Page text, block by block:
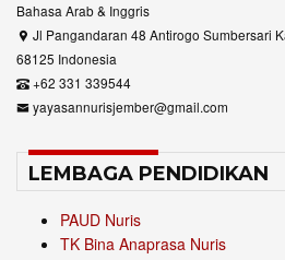
Bahasa Arab & Inggris
Jl Pangandaran 48 Antirogo Sumbersari
68125 Indonesia
+62 331 339544
yayasannurisjember@gmail.com
LEMBAGA PENDIDIKAN
PAUD Nuris
TK Bina Anaprasa Nuris